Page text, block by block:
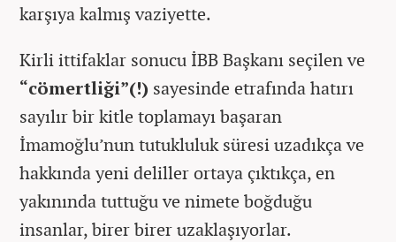
karşıya kalmış vaziyette.
Kirli ittifaklar sonucu İBB Başkanı seçilen ve
“cömertliği”(!) sayesinde etrafında hatırı
sayılır bir kitle toplamayı başaran
İmamoğlu’nun tutukluluk süresi uzadıkça ve
hakkında yeni deliller ortaya çıktıkça, en
yakınında tuttuğu ve nimete boğduğu
insanlar, birer birer uzaklaşıyorlar.